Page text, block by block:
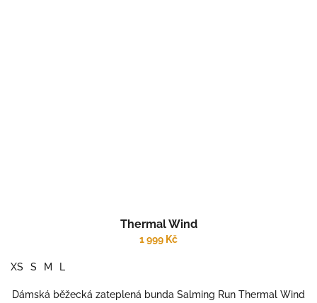
Thermal Wind
1 999 Kč
XS S M L
Dámská běžecká zateplená bunda Salming Run Thermal Wind